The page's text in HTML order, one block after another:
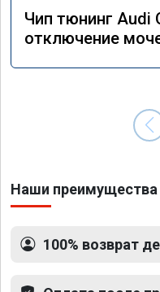
Чип тюнинг Audi
отключение
Наши преимущества
100% возврат